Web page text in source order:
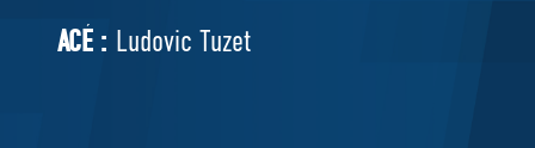
Cabinet fantôme
Exécutif national
ACÉ : Ludovic Tuzet